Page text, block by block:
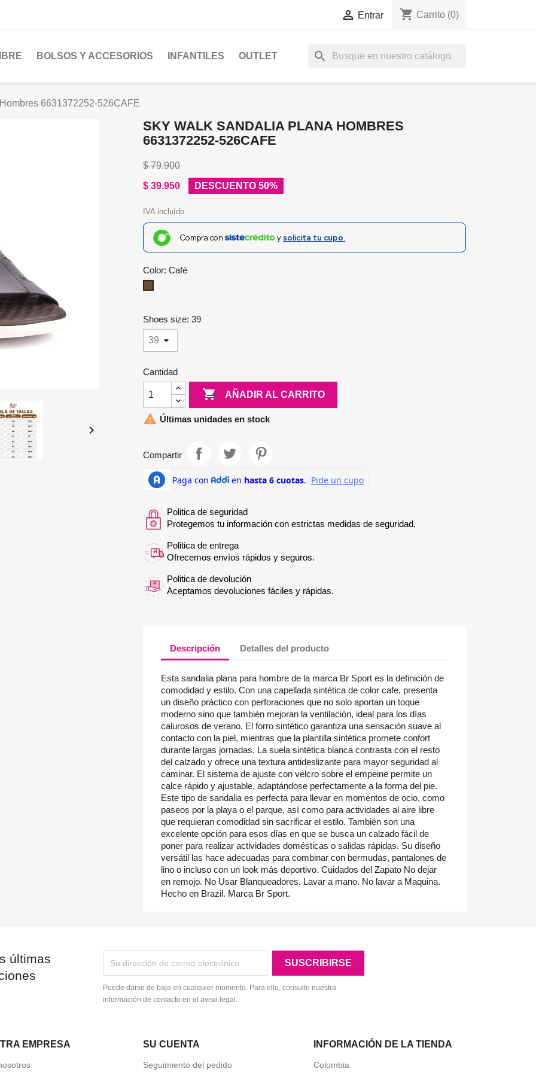
 Entrar shopping_cart Carrito (0)
BOLSOS Y ACCESORIOS INFANTILES OUTLET search
6631372252-526CAFE

SKY WALK SANDALIA PLANA HOMBRES
6631372252-526CAFE
$ 79.900
$ 39.950
DESCUENTO 50%
IVA incluído
Compra con y solicita tu cupo.
Color: Café
Shoes size: 39
Cantidad
 AÑADIR AL CARRITO
 Últimas unidades en stock
Compartir
Politica de seguridad
Protegemos tu información con estrictas medidas de seguridad.
Politica de entrega
Ofrecemos envíos rápidos y seguros.
Politica de devolución
Aceptamos devoluciones fáciles y rápidas.
Descripción Detalles del producto
Esta sandalia plana para hombre de la marca Br Sport es la definición de
comodidad y estilo. Con una capellada sintética de color cafe, presenta
un diseño práctico con perforaciones que no solo aportan un toque
moderno sino que también mejoran la ventilación, ideal para los días
calurosos de verano. El forro sintético garantiza una sensación suave al
contacto con la piel, mientras que la plantilla sintética promete confort
durante largas jornadas. La suela sintética blanca contrasta con el resto
del calzado y ofrece una textura antideslizante para mayor seguridad al
caminar. El sistema de ajuste con velcro sobre el empeine permite un
calce rápido y ajustable, adaptándose perfectamente a la forma del pie.
Este tipo de sandalia es perfecta para llevar en momentos de ocio, como
paseos por la playa o el parque, así como para actividades al aire libre
que requieran comodidad sin sacrificar el estilo. También son una
excelente opción para esos días en que se busca un calzado fácil de
poner para realizar actividades domésticas o salidas rápidas. Su diseño
versátil las hace adecuadas para combinar con bermudas, pantalones de
lino o incluso con un look más deportivo. Cuidados del Zapato No dejar
en remojo. No Usar Blanqueadores. Lavar a mano. No lavar a Maquina.
Hecho en Brazil. Marca Br Sport.
últimas
Puede darse de baja en cualquier momento. Para ello, consulte nuestra
información de contacto en el aviso legal.
EMPRESA SU CUENTA
Seguimiento del pedido
INFORMACIÓN DE LA TIENDA
Colombia